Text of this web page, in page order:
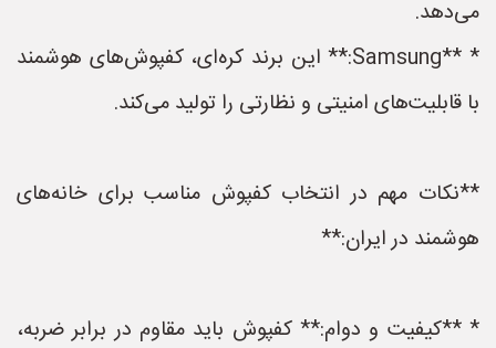
می‌دهد.
* **Samsung:** این برند کره‌ای، کفپوش‌های هوشمند
با قابلیت‌های امنیتی و نظارتی را تولید می‌کند.
**نکات مهم در انتخاب کفپوش مناسب برای خانه‌های
هوشمند در ایران:**
* **کیفیت و دوام:** کفپوش باید مقاوم در برابر ضربه،